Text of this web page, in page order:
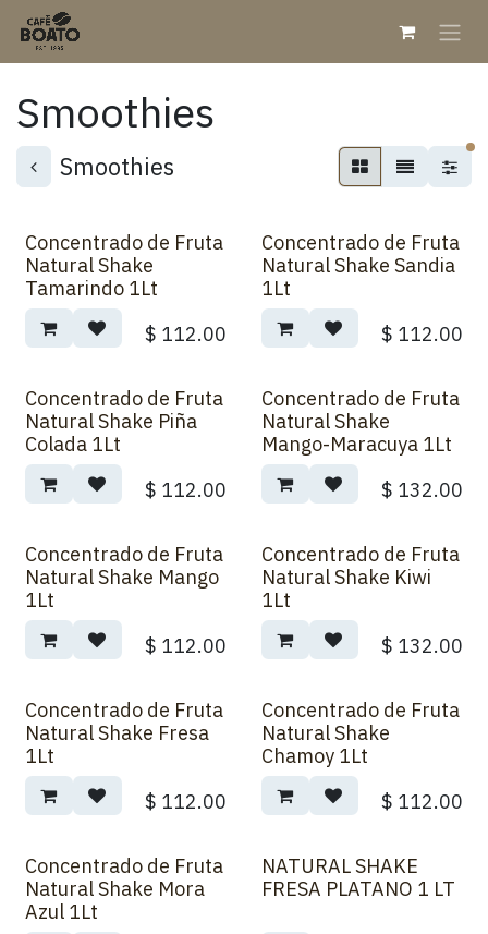
Ir al contenido
Smoothies
Smoothies
Concentrado de Fruta
Natural Shake
Tamarindo 1Lt
$ 112.00
Concentrado de Fruta
Natural Shake Sandia
1Lt
$ 112.00
Concentrado de Fruta
Natural Shake Piña
Colada 1Lt
$ 112.00
Concentrado de Fruta
Natural Shake
Mango-Maracuya 1Lt
$ 132.00
Concentrado de Fruta
Natural Shake Mango
1Lt
$ 112.00
Concentrado de Fruta
Natural Shake Kiwi
1Lt
$ 132.00
Concentrado de Fruta
Natural Shake Fresa
1Lt
$ 112.00
Concentrado de Fruta
Natural Shake
Chamoy 1Lt
$ 112.00
Concentrado de Fruta
Natural Shake Mora
Azul 1Lt
NATURAL SHAKE
FRESA PLATANO 1 LT